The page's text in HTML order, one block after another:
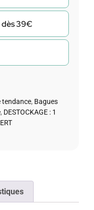
39€
tendance, Bagues
, DESTOCKAGE : 1